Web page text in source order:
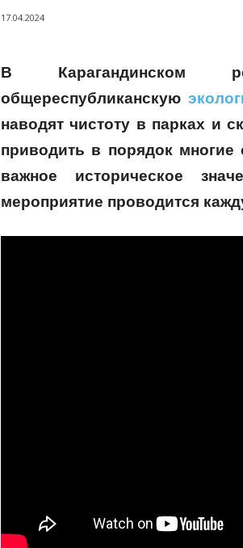
17.04.2024
В Карагандинском
общереспубликанскую
наводят чистоту в парках и
приводить в порядок
важное историческое
мероприятие проводится